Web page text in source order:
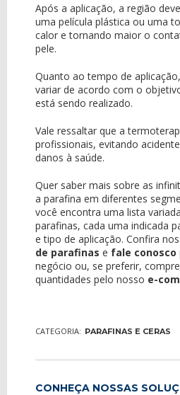
Após a aplicação, a região
uma película plástica ou uma
calor e tornando maior o
pele.
Quanto ao tempo de
variar de acordo com o
está sendo realizado.
Vale ressaltar que a
profissionais, evitando
danos à saúde.
Quer saber mais sobre as
a parafina em diferentes
você encontra uma lista
parafinas, cada uma indicada
e tipo de aplicação. Confira
de parafinas e fale conosco
negócio ou, se preferir,
quantidades pelo nosso e-
CATEGORIA: PARAFINAS E CERAS
CONHEÇA NOSSAS